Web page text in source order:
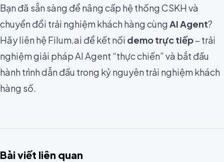
Bạn đã sẵn sàng để nâng cấp hệ thống CSKH và
chuyển đổi trải nghiệm khách hàng cùngAI Agent?
Hãy liên hệ Filum.ai để kết nối demo trực tiếp– trải
nghiệm giải pháp AI Agent “thực chiến” và bắt đầu
hành trình dẫn đầu trong kỷ nguyên trải nghiệm khách
hàng số.
Bài viết liên quan